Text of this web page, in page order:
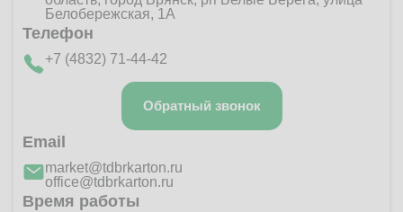
Белобережская, 1А
Телефон
+7 (4832) 71-44-42
Обратный звонок
Email
market@tdbrkarton.ru
office@tdbrkarton.ru
Время работы